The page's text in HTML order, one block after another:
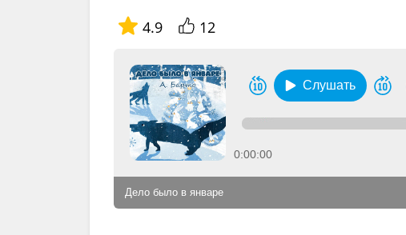
4.9 12
Слушать
0:00:00
Дело было в январе